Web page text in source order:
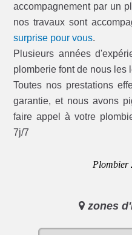
accompagnement par un
nos travaux sont
surprise pour vous.
Plusieurs années
plomberie font de nous les
Toutes nos prestations
garantie, et nous avons
faire appel à votre
7j/7
Plombier
zones